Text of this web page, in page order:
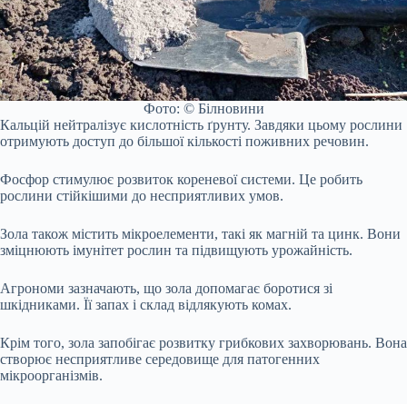
Фото: © Білновини
Кальцій нейтралізує кислотність ґрунту. Завдяки цьому рослини
отримують доступ до більшої кількості поживних речовин.
Фосфор стимулює розвиток кореневої системи. Це робить
рослини стійкішими до несприятливих умов.
Зола також містить мікроелементи, такі як магній та цинк. Вони
зміцнюють імунітет рослин та підвищують урожайність.
Агрономи зазначають, що зола допомагає боротися зі
шкідниками. Її запах і склад відлякують комах.
Крім того, зола запобігає розвитку грибкових захворювань. Вона
створює несприятливе середовище для патогенних
мікроорганізмів.